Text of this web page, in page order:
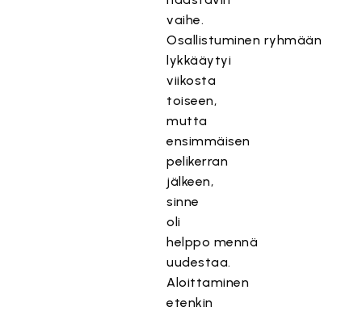
vaihe.
Osallistuminen ryhmään
lykkääytyi
viikosta
toiseen,
mutta
ensimmäisen
pelikerran
jälkeen,
sinne
oli
helppo mennä
uudestaa.
Aloittaminen
etenkin